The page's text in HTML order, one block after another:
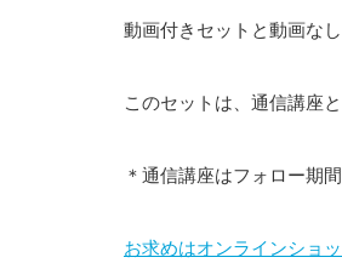
動画付きセットと動画な
このセットは、通信講座
＊通信講座はフォロー期
お求めはオンラインショ